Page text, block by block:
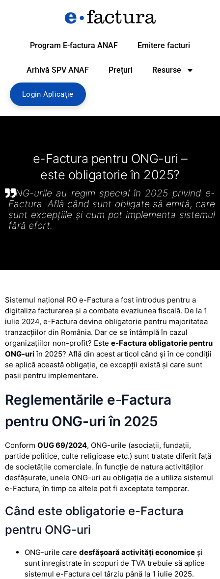
Program E-factura ANAF Emitere facturi
Arhivă SPV ANAF Prețuri Resurse
Login Aplicație
e-Factura pentru ONG-uri –
este obligatorie în 2025?
ONG-urile au regim special în 2025 privind e-
Factura. Află când sunt obligate să emită, care
sunt excepțiile și cum pot implementa sistemul
fără efort.
Sistemul național RO e-Factura a fost introdus pentru a
digitaliza facturarea și a combate evaziunea fiscală. De la 1
iulie 2024, e-Factura devine obligatorie pentru majoritatea
tranzacțiilor din România. Dar ce se întâmplă în cazul
organizațiilor non-profit? Este e-Factura obligatorie pentru
ONG-uriîn 2025? Află din acest articol când și în ce condiții
se aplică această obligație, ce excepții există și care sunt
pașii pentru implementare.
Reglementările e-Factura
pentru ONG-uri în 2025
Conform OUG 69/2024, ONG-urile (asociații, fundații,
partide politice, culte religioase etc.) sunt tratate diferit față
de societățile comerciale. În funcție de natura activităților
desfășurate, unele ONG-uri au obligația de a utiliza sistemul
e-Factura, în timp ce altele pot fi exceptate temporar.
Când este obligatorie e-Factura
pentru ONG-uri
ONG-urile care desfășoară activități economice și
sunt înregistrate în scopuri de TVA trebuie să aplice
sistemul e-Factura cel târziu până la 1 iulie 2025.